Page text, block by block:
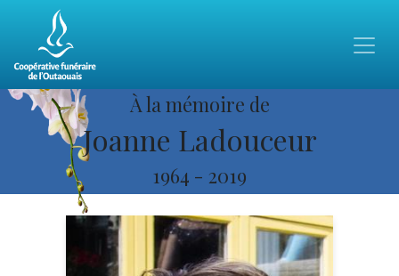
À la mémoire de
Joanne Ladouceur
1964 - 2019